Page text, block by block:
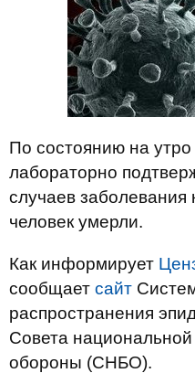
По состоянию на
лабораторно
случаев заболевания
человек умерли.
Как информирует
сообщает сайт
распространения
Совета
обороны (СНБО).